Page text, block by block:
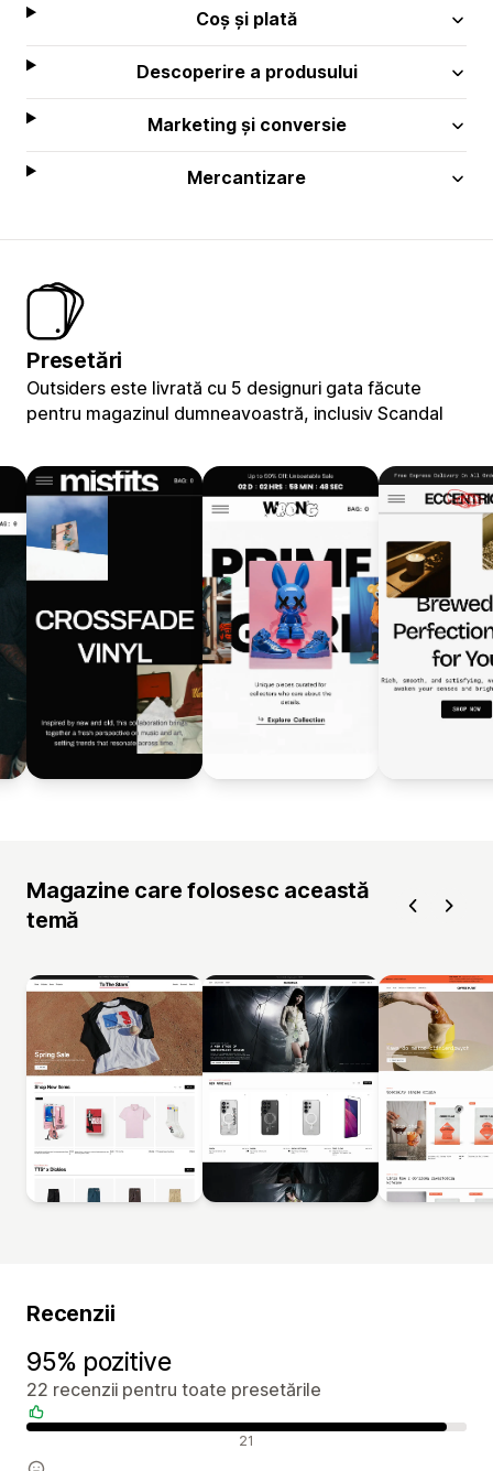
Coș și plată
Descoperire a produsului
Marketing și conversie
Mercantizare
Presetări
Outsiders este livrată cu 5 designuri gata făcute
pentru magazinul dumneavoastră, inclusiv Scandal
Magazine care folosesc această
temă
Recenzii
95% pozitive
22 recenzii pentru toate presetările
Recenzii pozitive 21